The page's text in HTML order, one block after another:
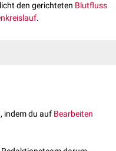
den gerichteten Blutfluss
.
In der
Differenzialdiagnostik
die Abgrenzung zur
indem du auf Bearbeiten